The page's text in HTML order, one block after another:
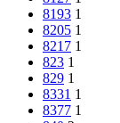
8193 1
8205 1
8217 1
823 1
829 1
8331 1
8377 1